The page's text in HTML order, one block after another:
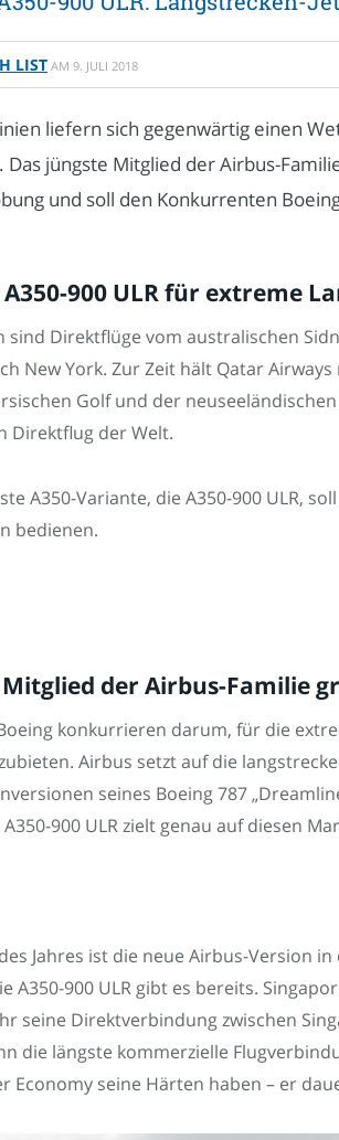
LISTAM 9. JULI 2018
liefern sich gegenwärtig einen
Das jüngste Mitglied der Airbus-
und soll den Konkurrenten
900 ULR für extreme
sind Direktflüge vom australischen
New York. Zur Zeit hält Qatar
Golf und der
Direktflug der Welt.
A350-Variante, die A350-900 ULR,
bedienen.
Mitglied der Airbus-Familie
konkurrieren darum, für die
Airbus setzt auf die
seines Boeing 787
900 ULR zielt genau auf diesen
Jahres ist die neue Airbus-Version
A350-900 ULR gibt es bereits.
seine Direktverbindung zwischen
die längste kommerzielle
Economy seine Härten haben – er